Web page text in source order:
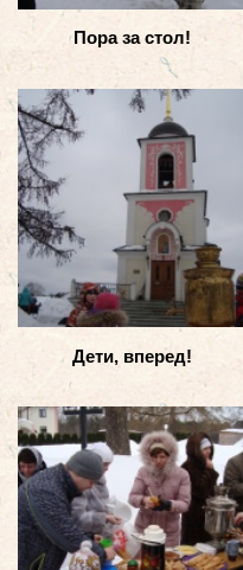
Пора за стол!
Дети, вперед!